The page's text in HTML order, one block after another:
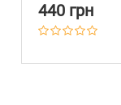
440 грн